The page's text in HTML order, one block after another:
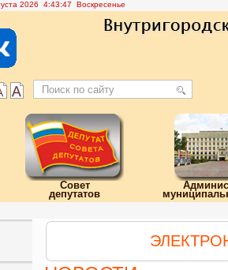
2026 4:43:48 Воскресенье
Совет
депутатов